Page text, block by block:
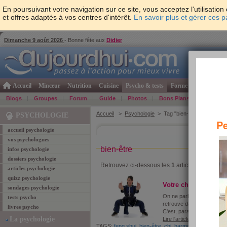
En poursuivant votre navigation sur ce site, vous acceptez
et offres adaptés à vos centres d'intérêt. En savoir plus et gérer ces
Dimanche 9 août 2026 - Bonne fête aux Didier
Accueil Minceur Nutrition Cuisine Psycho & tests Forme & santé
Blogs Groupes Forum Guide Photos Bons Plans
PSYCHOLOGIE
accueil psychologie
vos psychologues
infos psychologie
dossiers psychologie
articles psychologie
quizz psychologie
sondages psychologie
tests psycho
livres psycho
La psychologie
Accueil > Psychologie > Tag "bien-être"
bien-être
Retrouvez ci-dessous les 1 article
Votre chi est-il
On ne parle plus que du
retrouve dans le yoga,
C'est, paraît-il, le secret
Lire l'article